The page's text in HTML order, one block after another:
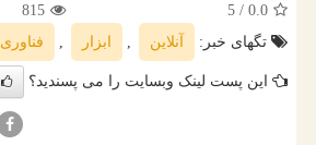
0.0
/ 5
815
تگهای خبر:
آنلاین ابزار فناوری
این پست لینک وبسایت را می پسندید؟